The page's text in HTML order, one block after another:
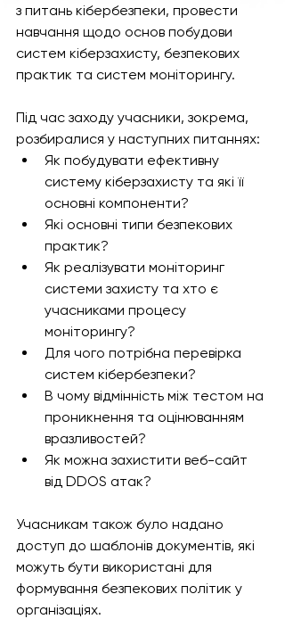
з питань кібербезпеки, провести
навчання щодо основ побудови
систем кіберзахисту, безпекових
практик та систем моніторингу.
Під час заходу учасники, зокрема,
розбиралися у наступних питаннях:
Як побудувати ефективну
систему кіберзахисту та які її
основні компоненти?
Які основні типи безпекових
практик?
Як реалізувати моніторинг
системи захисту та хто є
учасниками процесу
моніторингу?
Для чого потрібна перевірка
систем кібербезпеки?
В чому відмінність між тестом на
проникнення та оцінюванням
вразливостей?
Як можна захистити веб-сайт
від DDOS атак?
Учасникам також було надано
доступ до шаблонів документів, які
можуть бути використані для
формування безпекових політик у
організаціях.